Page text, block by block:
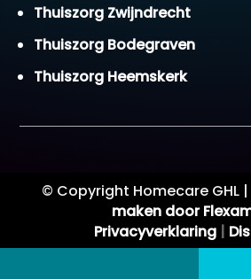
Thuiszorg Zwijndrecht
Thuiszorg Bodegraven
Thuiszorg Heemskerk
© Copyright Homecare GHL |
maken door
Privacyverklaring|